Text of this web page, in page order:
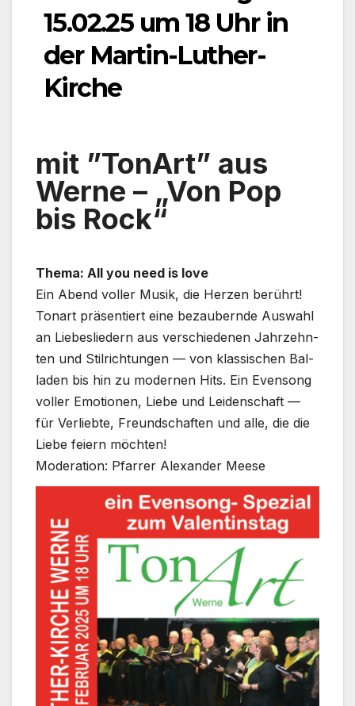
15.02.25 um 18 Uhr in
der Martin-Luther-
Kirche
mit ”Ton­Art” aus
Wer­ne – „Von Pop
bis Rock“
The­ma: All you need is love
Ein Abend vol­ler Musik, die Her­zen berührt!
Ton­art prä­sen­tiert eine bezau­bern­de Aus­wahl
an Lie­bes­lie­dern aus ver­schie­de­nen Jahr­zehn­
ten und Stil­rich­tun­gen — von klas­si­schen Bal­
la­den bis hin zu moder­nen Hits. Ein Even­song
vol­ler Emo­tio­nen, Lie­be und Lei­den­schaft —
für Ver­lieb­te, Freund­schaf­ten und alle, die die
Lie­be fei­ern möch­ten!
Mode­ra­ti­on: Pfar­rer Alex­an­der Mee­se